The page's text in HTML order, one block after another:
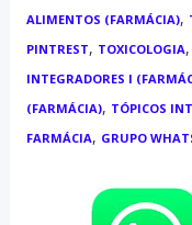
ALIMENTOS (FARMÁCIA),
PINTREST, TOXICOLOGIA,
INTEGRADORES I
(FARMÁCIA), TÓPICOS
FARMÁCIA, GRUPO